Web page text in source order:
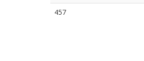
457